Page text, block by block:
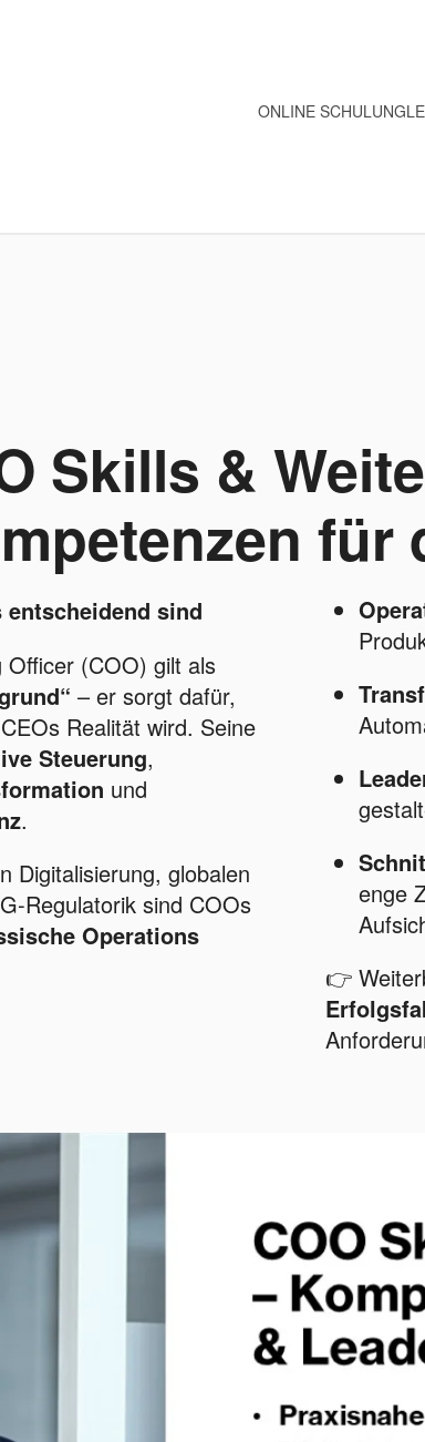
ONLINE SCHULUNG
Skills &
für
entscheidend sind
(COO) gilt als
– er sorgt dafür,
Realität wird. Seine
Steuerung,
und
.
Digitalisierung, globalen
Regulatorik sind COOs
Operations
enge
👉